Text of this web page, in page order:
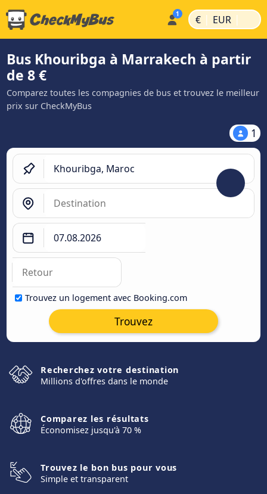
€ | EUR |
Bus Khouribga à Marrakech à partir
de 8 €
Comparez toutes les compagnies de bus et trouvez le meilleur
prix sur CheckMyBus
1
Trouvez un logement avec Booking.com
Trouvez
Recherchez votre destination
Millions d'offres dans le monde
Comparez les résultats
Économisez jusqu'à 70 %
Trouvez le bon bus pour vous
Simple et transparent